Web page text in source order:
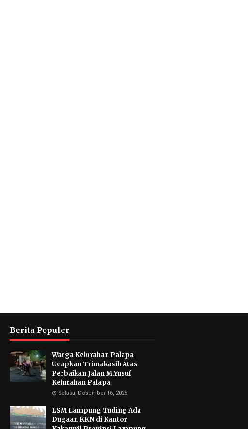
Berita Populer
Warga Kelurahan Palapa
Ucapkan Trimakasih Atas
Perbaikan Jalan M.Yusuf
Kelurahan Palapa
Selasa, Desember 16, 2025
LSM Lampung Tuding Ada
Dugaan KKN di Kantor